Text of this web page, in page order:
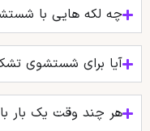
چه لکه هایی با
آیا برای شستشوی
هر چند وقت یک بار